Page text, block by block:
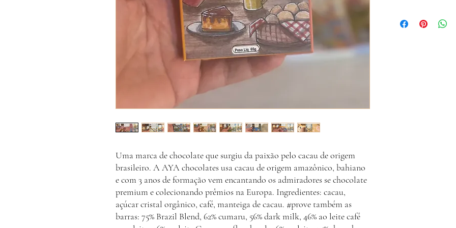
Uma marca de chocolate que surgiu da paixão pelo cacau de origem
brasileiro. A AYA chocolates usa cacau de origem amazônico, bahiano
e com 3 anos de formação vem encantando os admiradores se chocolate
premium e colecionando prêmios na Europa. Ingredientes: cacau,
açúcar cristal orgânico, café, manteiga de cacau. #prove também as
barras: 75% Brazil Blend, 62% cumaru, 56% dark milk, 46% ao leite café
envia o código de